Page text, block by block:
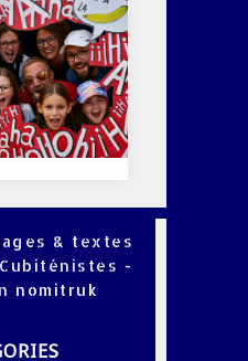
& textes
-
nomitruk